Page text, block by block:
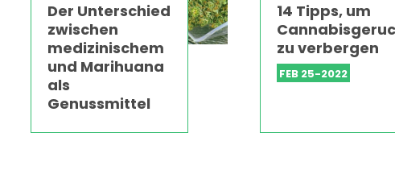
Der Unterschied
zwischen
medizinischem
und Marihuana
als
Genussmittel
14 Tipps, um
zu verbergen
FEB 25-2022